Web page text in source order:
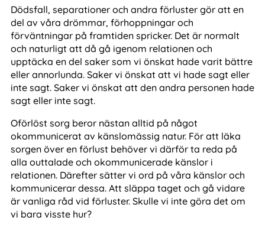
Dödsfall, separationer och andra förluster gör att en
del av våra drömmar, förhoppningar och
förväntningar på framtiden spricker. Det är normalt
och naturligt att då gå igenom relationen och
upptäcka en del saker som vi önskat hade varit bättre
eller annorlunda. Saker vi önskat att vi hade sagt eller
inte sagt. Saker vi önskat att den andra personen hade
sagt eller inte sagt.
Oförlöst sorg beror nästan alltid på något
okommunicerat av känslomässig natur. För att läka
sorgen över en förlust behöver vi därför ta reda på
alla outtalade och okommunicerade känslor i
relationen. Därefter sätter vi ord på våra känslor och
kommunicerar dessa. Att släppa taget och gå vidare
är vanliga råd vid förluster. Skulle vi inte göra det om
vi bara visste hur?